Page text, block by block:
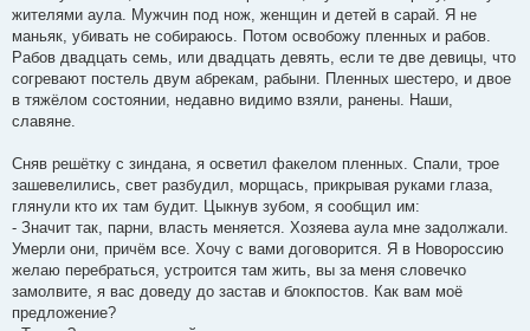
жителями аула. Мужчин под нож, женщин и детей в сарай. Я не
маньяк, убивать не собираюсь. Потом освобожу пленных и рабов.
Рабов двадцать семь, или двадцать девять, если те две девицы, что
согревают постель двум абрекам, рабыни. Пленных шестеро, и двое
в тяжёлом состоянии, недавно видимо взяли, ранены. Наши,
славяне.
Сняв решётку с зиндана, я осветил факелом пленных. Спали, трое
зашевелились, свет разбудил, морщась, прикрывая руками глаза,
глянули кто их там будит. Цыкнув зубом, я сообщил им:
- Значит так, парни, власть меняется. Хозяева аула мне задолжали.
Умерли они, причём все. Хочу с вами договорится. Я в Новороссию
желаю перебраться, устроится там жить, вы за меня словечко
замолвите, я вас доведу до застав и блокпостов. Как вам моё
предложение?